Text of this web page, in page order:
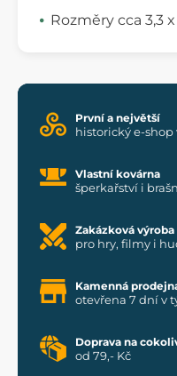
Rozměry cca 3,3
První a největší
historický e-shop
Vlastní kovárna
šperkařství i
Zakázková výroba
pro hry, filmy i
Kamenná
otevřena 7 dní v
Doprava na
od 79,- Kč